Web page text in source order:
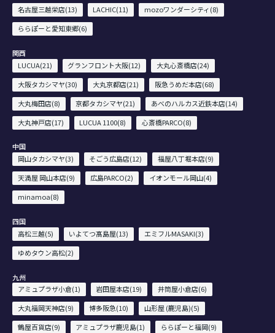
名古屋三越栄店(13) LACHIC(11)
mozoワンダーシティ(8)
ららぽーと愛知東郷(6)
関西
LUCUA(21)
グランフロント大阪(12)
大丸心斎橋店(24)
大阪タカシマヤ(30)
大丸京都店(21)
阪急うめだ本店(68)
大丸梅田店(8)
京都タカシマヤ(21)
あべのハルカス近鉄本店(14)
大丸神戸店(17)
LUCUA 1100(8) 心斎橋PARCO(8)
中国
岡山タカシマヤ(3)
そごう広島店(12)
福屋八丁堀本店(9)
天満屋 岡山本店(9)
広島PARCO(2)
イオンモール岡山(4)
minamoa(8)
四国
高松三越(5)
いよてつ髙島屋(13)
エミフルMASAKI(3)
ゆめタウン高松(2)
九州
アミュプラザ小倉(1)
岩田屋本店(19)
井筒屋小倉店(6)
大丸福岡天神店(9)
博多阪急(10)
山形屋 (鹿児島)(5)
鶴屋百貨店(9)
アミュプラザ鹿児島(1)
ららぽーと福岡(9)